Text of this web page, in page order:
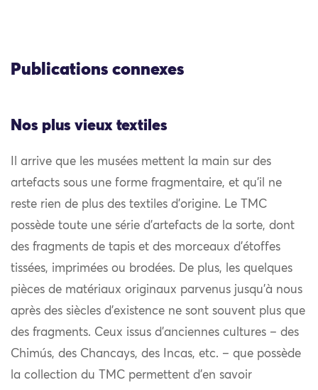
Publications connexes
Nos plus vieux textiles
Il arrive que les musées mettent la main sur des
artefacts sous une forme fragmentaire, et qu’il ne
reste rien de plus des textiles d’origine. Le TMC
possède toute une série d’artefacts de la sorte, dont
des fragments de tapis et des morceaux d’étoffes
tissées, imprimées ou brodées. De plus, les quelques
pièces de matériaux originaux parvenus jusqu’à nous
après des siècles d’existence ne sont souvent plus que
des fragments. Ceux issus d’anciennes cultures – des
Chimús, des Chancays, des Incas, etc. – que possède
la collection du TMC permettent d’en savoir